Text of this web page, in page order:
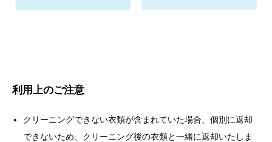
利用上のご注意
クリーニングできない衣類が含まれていた場合、個別に返却
できないため、クリーニング後の衣類と一緒に返却いたしま